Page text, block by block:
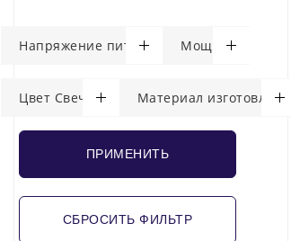
Напряжение питания Мощность
Цвет Свечения Материал изготовления